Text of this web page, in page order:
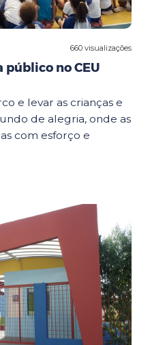
660 visualizações
público no CEU
e levar as crianças e
de alegria, onde as
com esforço e